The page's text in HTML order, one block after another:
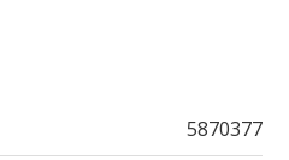
5870377